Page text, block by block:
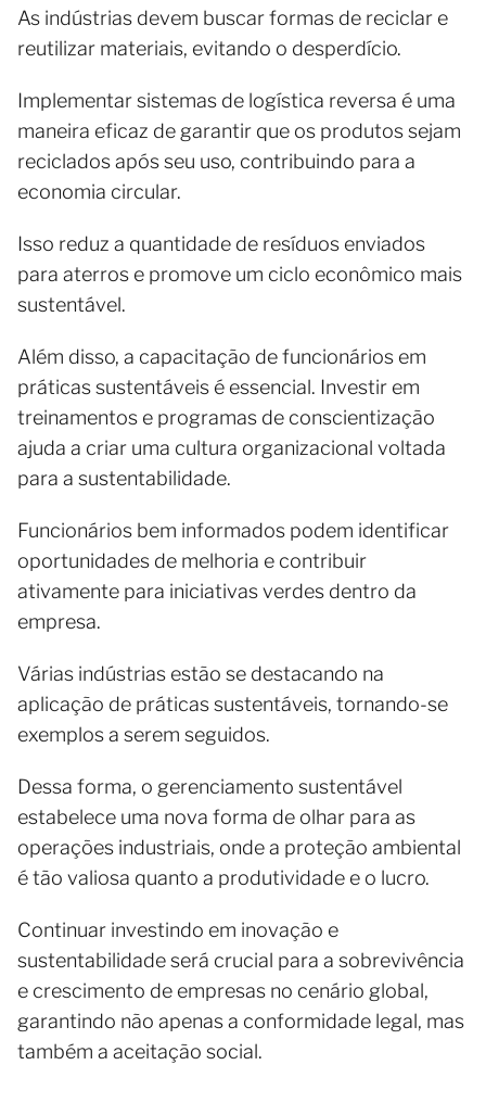
As indústrias devem buscar formas de reciclar e
reutilizar materiais, evitando o desperdício.
Implementar sistemas de logística reversa é uma
maneira eficaz de garantir que os produtos sejam
reciclados após seu uso, contribuindo para a
economia circular.
Isso reduz a quantidade de resíduos enviados
para aterros e promove um ciclo econômico mais
sustentável.
Além disso, a capacitação de funcionários em
práticas sustentáveis é essencial. Investir em
treinamentos e programas de conscientização
ajuda a criar uma cultura organizacional voltada
para a sustentabilidade.
Funcionários bem informados podem identificar
oportunidades de melhoria e contribuir
ativamente para iniciativas verdes dentro da
empresa.
Várias indústrias estão se destacando na
aplicação de práticas sustentáveis, tornando-se
exemplos a serem seguidos.
Dessa forma, o gerenciamento sustentável
estabelece uma nova forma de olhar para as
operações industriais, onde a proteção ambiental
é tão valiosa quanto a produtividade e o lucro.
Continuar investindo em inovação e
sustentabilidade será crucial para a sobrevivência
e crescimento de empresas no cenário global,
garantindo não apenas a conformidade legal, mas
também a aceitação social.